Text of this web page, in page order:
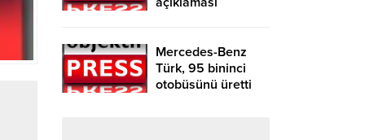
Mercedes-Benz
Türk, 95 bininci
otobüsünü üretti